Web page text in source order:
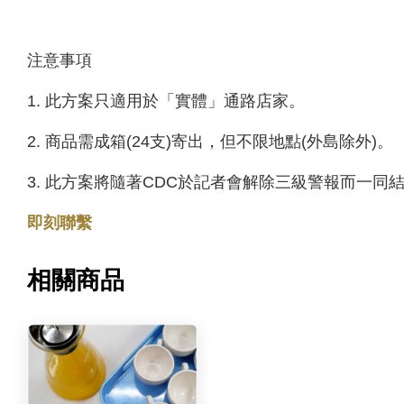
注意事項
1. 此方案只適用於「實體」通路店家。
2. 商品需成箱(24支)寄出，但不限地點(外島除外)。
3. 此方案將隨著CDC於記者會解除三級警報而一同
即刻聯繫
相關商品